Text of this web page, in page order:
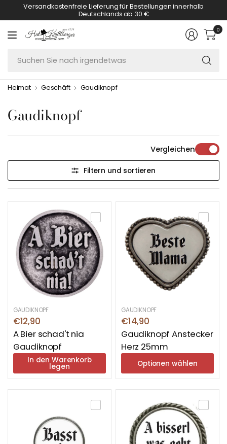
Versandkostenfreie Lieferung für Bestellungen innerhalb
Deutschlands ab 30 €
0
Heimat Geschäft Gaudiknopf
Gaudiknopf
Vergleichen
Filtern und sortieren
GAUDIKNOPF
€12,90
A Bier schad't nia
Gaudiknopf
In den Warenkorb
legen
GAUDIKNOPF
€14,90
Gaudiknopf Anstecker
Herz 25mm
Optionen wählen